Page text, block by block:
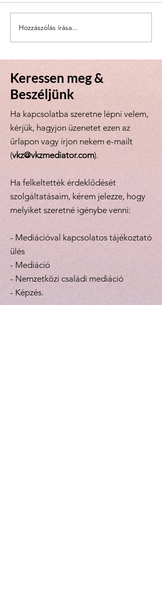
Transzformatív mediáció
nemzetközi családi
Workshopunk 2023.
április 25-én
Hozzászólás írása...
Keressen meg &
Beszéljünk
Ha kapcsolatba szeretne lépni velem,
kérjük, hagyjon üzenetet ezen az
űrlapon vagy írjon nekem e-mailt
(vkz@vkzmediator.com).
Ha felkeltették érdeklődését
szolgáltatásaim, kérem jelezze, hogy
melyiket szeretné igénybe venni:
- Mediációval kapcsolatos tájékoztató
ülés
- Mediáció
- Nemzetközi családi mediáció
- Képzés.